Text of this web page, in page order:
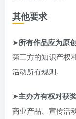
其他要求
➤所有作品应为原
第三方的知识产权
活动所有规则。
➤主办方有权对获
商业产品、宣传活